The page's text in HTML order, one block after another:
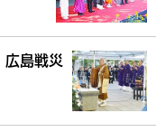
島戦災